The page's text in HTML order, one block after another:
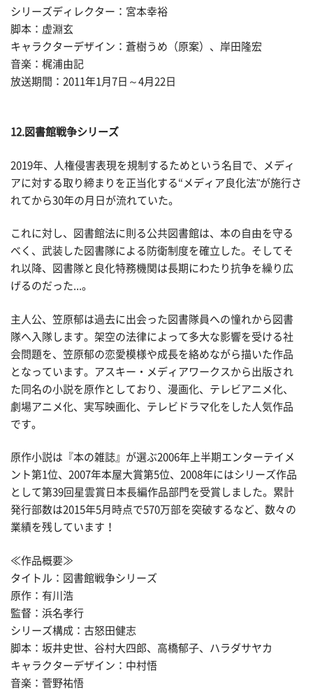
シリーズディレクター：宮本幸裕
脚本：虚淵玄
キャラクターデザイン：蒼樹うめ（原案）、岸田隆宏
音楽：梶浦由記
放送期間：2011年1月7日～4月22日
12.図書館戦争シリーズ
2019年、人権侵害表現を規制するためという名目で、メディ
アに対する取り締まりを正当化する“メディア良化法"が施行さ
れてから30年の月日が流れていた。
これに対し、図書館法に則る公共図書館は、本の自由を守る
べく、武装した図書隊による防衛制度を確立した。そしてそ
れ以降、図書隊と良化特務機関は長期にわたり抗争を繰り広
げるのだった...。
主人公、笠原郁は過去に出会った図書隊員への憧れから図書
隊へ入隊します。架空の法律によって多大な影響を受ける社
会問題を、笠原郁の恋愛模様や成長を絡めながら描いた作品
となっています。アスキー・メディアワークスから出版され
た同名の小説を原作としており、漫画化、テレビアニメ化、
劇場アニメ化、実写映画化、テレビドラマ化をした人気作品
です。
原作小説は『本の雑誌』が選ぶ2006年上半期エンターテイメ
ント第1位、2007年本屋大賞第5位、2008年にはシリーズ作品
として第39回星雲賞日本長編作品部門を受賞しました。累計
発行部数は2015年5月時点で570万部を突破するなど、数々の
業績を残しています！
≪作品概要≫
タイトル：図書館戦争シリーズ
原作：有川浩
監督：浜名孝行
シリーズ構成：古怒田健志
脚本：坂井史世、谷村大四郎、高橋郁子、ハラダサヤカ
キャラクターデザイン：中村悟
音楽：菅野祐悟